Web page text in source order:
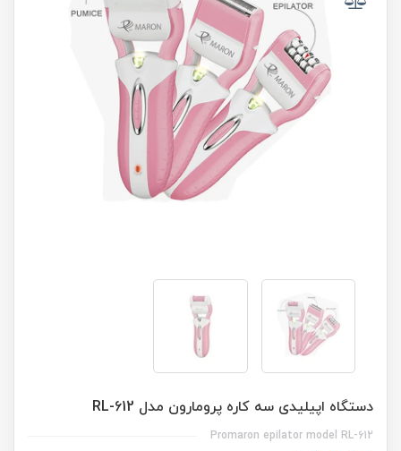
دستگاه اپیلیدی سه کاره پرومارون مدل RL-612
Promaron epilator model RL-612